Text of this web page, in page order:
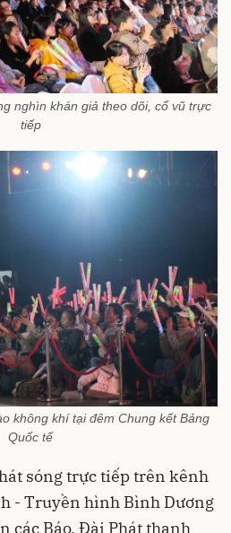
nghìn khán giả theo dõi, cổ vũ trực
tiếp
không khí tại đêm Chung kết Bảng
Quốc tế
sóng trực tiếp trên kênh
- Truyền hình Bình Dương
các Báo, Đài Phát thanh